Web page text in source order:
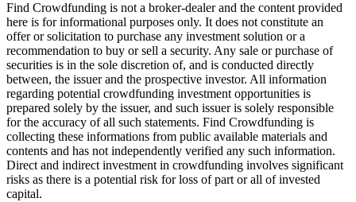
Find Crowdfunding is not a broker-dealer and the content provided
here is for informational purposes only. It does not constitute an
offer or solicitation to purchase any investment solution or a
recommendation to buy or sell a security. Any sale or purchase of
securities is in the sole discretion of, and is conducted directly
between, the issuer and the prospective investor. All information
regarding potential crowdfunding investment opportunities is
prepared solely by the issuer, and such issuer is solely responsible
for the accuracy of all such statements. Find Crowdfunding is
collecting these informations from public available materials and
contents and has not independently verified any such information.
Direct and indirect investment in crowdfunding involves significant
risks as there is a potential risk for loss of part or all of invested
capital.